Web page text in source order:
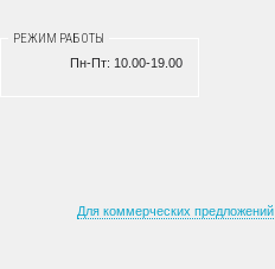
РЕЖИМ РАБОТЫ
Пн-Пт: 10.00-19.00
Для коммерческих предложений